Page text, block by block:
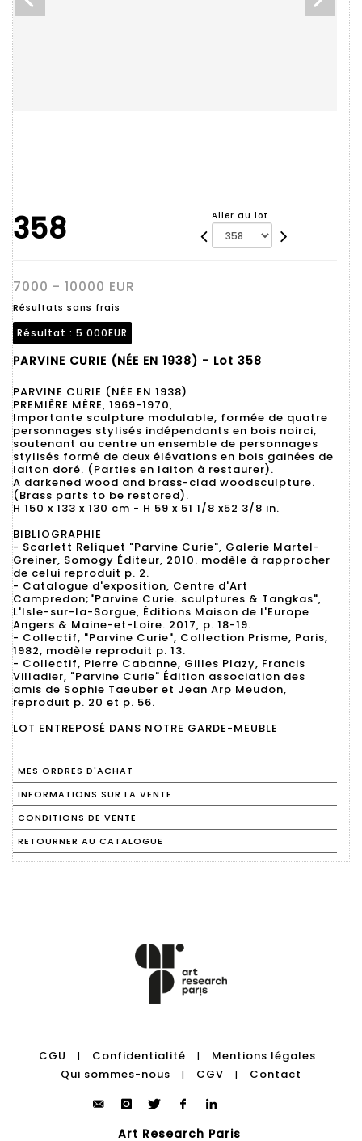
358 Aller au lot
7000 - 10000 EUR
Résultats sans frais
Résultat : 5 000EUR
PARVINE CURIE (NÉE EN 1938) - Lot 358
PARVINE CURIE (NÉE EN 1938)
PREMIÈRE MÈRE, 1969-1970,
Importante sculpture modulable, formée de quatre
personnages stylisés indépendants en bois noirci,
soutenant au centre un ensemble de personnages
stylisés formé de deux élévations en bois gainées de
laiton doré. (Parties en laiton à restaurer).
A darkened wood and brass-clad woodsculpture.
(Brass parts to be restored).
H 150 x 133 x 130 cm - H 59 x 51 1/8 x52 3/8 in.
BIBLIOGRAPHIE
- Scarlett Reliquet "Parvine Curie", Galerie Martel-
Greiner, Somogy Éditeur, 2010. modèle à rapprocher
de celui reproduit p. 2.
- Catalogue d'exposition, Centre d'Art
Campredon;"Parvine Curie. sculptures & Tangkas",
L'Isle-sur-la-Sorgue, Éditions Maison de l'Europe
Angers & Maine-et-Loire. 2017, p. 18-19.
- Collectif, "Parvine Curie", Collection Prisme, Paris,
1982, modèle reproduit p. 13.
- Collectif, Pierre Cabanne, Gilles Plazy, Francis
Villadier, "Parvine Curie" Édition association des
amis de Sophie Taeuber et Jean Arp Meudon,
reproduit p. 20 et p. 56.
LOT ENTREPOSÉ DANS NOTRE GARDE-MEUBLE
MES ORDRES D'ACHAT
INFORMATIONS SUR LA VENTE
CONDITIONS DE VENTE
RETOURNER AU CATALOGUE
CGU | Confidentialité |
Mentions légales
Qui sommes-nous
| CGV | Contact
Art Research Paris